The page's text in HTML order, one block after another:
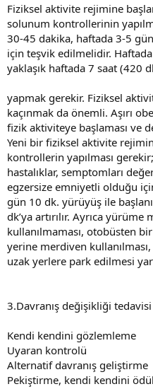
Fiziksel aktivite rejimine
solunum kontrollerinin
30-45 dakika, haftada 3-5
için teşvik edilmelidir.
yaklaşık haftada 7 saat (420
yapmak gerekir. Fiziksel
kaçınmak da önemli. Aşırı
fizik aktiviteye başlaması ve
Yeni bir fiziksel aktivite
kontrollerin yapılması
hastalıklar, semptomları
egzersize emniyetli olduğu
gün 10 dk. yürüyüş ile
dk’ya artırılır. Ayrıca
kullanılmaması, otobüsten
yerine merdiven
uzak yerlere park edilmesi
3.Davranış değişikliği tedavisi
Kendi kendini gözlemleme
Uyaran kontrolü
Alternatif davranış geliştirme
Pekiştirme, kendi kendini